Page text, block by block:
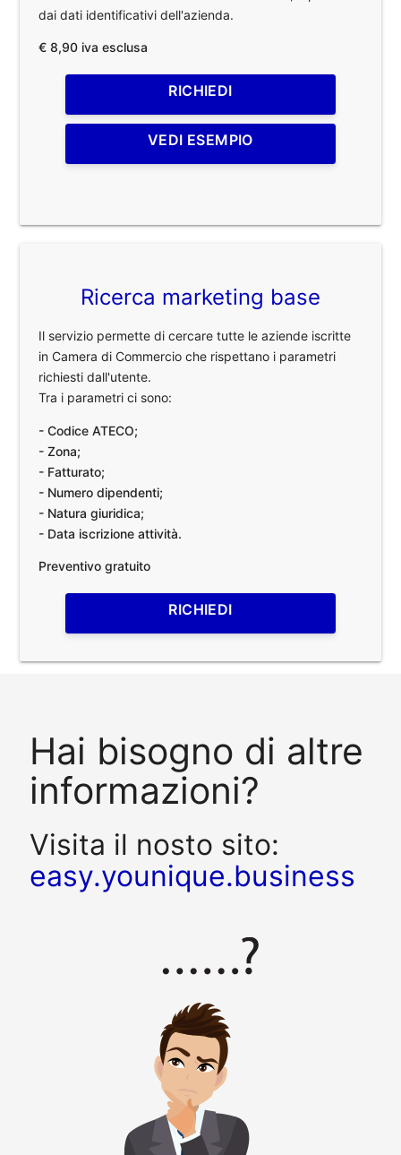
dai dati identificativi dell'azienda.
€ 8,90 iva esclusa
RICHIEDI
VEDI ESEMPIO
Ricerca marketing base
Il servizio permette di cercare tutte le aziende iscritte
in Camera di Commercio che rispettano i parametri
richiesti dall'utente.
Tra i parametri ci sono:
- Codice ATECO;
- Zona;
- Fatturato;
- Numero dipendenti;
- Natura giuridica;
- Data iscrizione attività.
Preventivo gratuito
RICHIEDI
Hai bisogno di altre
informazioni?
Visita il nosto sito:
easy.younique.business